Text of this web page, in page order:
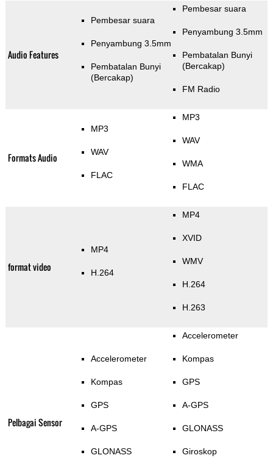
Audio Features
Pembesar suara
Penyambung 3.5mm
Pembatalan Bunyi
(Bercakap)
Pembesar suara
Penyambung 3.5mm
Pembatalan Bunyi
(Bercakap)
FM Radio
Formats Audio
MP3
WAV
FLAC
MP3
WAV
WMA
FLAC
format video
MP4
H.264
MP4
XVID
WMV
H.264
H.263
Pelbagai Sensor
Accelerometer
Kompas
GPS
A-GPS
GLONASS
Accelerometer
Kompas
GPS
A-GPS
GLONASS
Giroskop